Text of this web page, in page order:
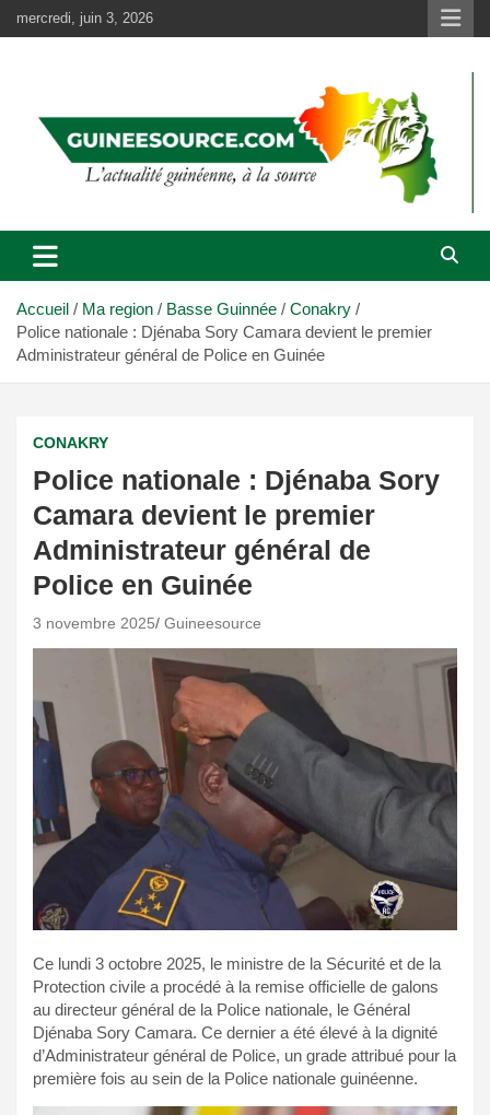
au
mercredi, juin 3, 2026
Accueil Ma region Basse Guinnée
Conakry
Police nationale : Djénaba Sory Camara devient le premier
Administrateur général de Police en Guinée
CONAKRY
Police nationale : Djénaba Sory
Camara devient le premier
Administrateur général de
Police en Guinée
3 novembre 2025 Guineesource
Ce lundi 3 octobre 2025, le ministre de la Sécurité et de la
Protection civile a procédé à la remise officielle de galons
au directeur général de la Police nationale, le Général
Djénaba Sory Camara. Ce dernier a été élevé à la dignité
d’Administrateur général de Police, un grade attribué pour la
première fois au sein de la Police nationale guinéenne.